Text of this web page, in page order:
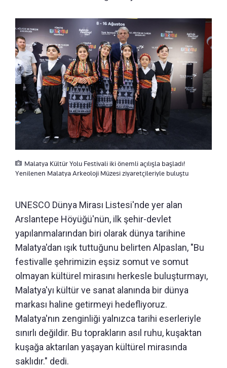
Malatya Kültür Yolu Festivali iki önemli açılışla başladı!
Yenilenen Malatya Arkeoloji Müzesi ziyaretçileriyle buluştu
UNESCO Dünya Mirası Listesi'nde yer alan
Arslantepe Höyüğü'nün, ilk şehir-devlet
yapılanmalarından biri olarak dünya tarihine
Malatya'dan ışık tuttuğunu belirten Alpaslan, "Bu
festivalle şehrimizin eşsiz somut ve somut
olmayan kültürel mirasını herkesle buluşturmayı,
Malatya'yı kültür ve sanat alanında bir dünya
markası haline getirmeyi hedefliyoruz.
Malatya'nın zenginliği yalnızca tarihi eserleriyle
sınırlı değildir. Bu toprakların asıl ruhu, kuşaktan
kuşağa aktarılan yaşayan kültürel mirasında
saklıdır." dedi.